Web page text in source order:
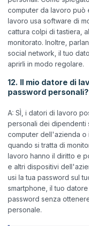
computer da lavoro può
lavoro usa software di
cattura colpi di tastiera,
monitorato. Inoltre,
social network, il tuo
12. Il mio datore di
password personali?
A: SÌ, i datori di lavoro
personali dei dipendenti
computer dell'azienda o
quando si tratta di
lavoro hanno il diritto e
e altri dispositivi
usi la tua password sul
smartphone, il tuo
password senza